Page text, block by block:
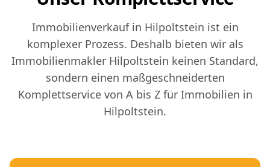
Immobilienverkauf in Hilpoltstein ist ein
komplexer Prozess. Deshalb bieten wir als
Immobilienmakler Hilpoltstein keinen Standard,
sondern einen maßgeschneiderten
Komplettservice von A bis Z für Immobilien in
Hilpoltstein.